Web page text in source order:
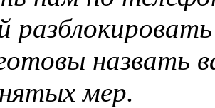
назвать
мер.